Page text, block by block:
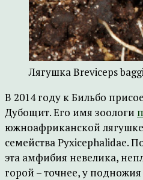
Лягушка Breviceps
В 2014 году к Бильбо
Дубощит. Его имя зоологи
южноафриканской лягушке
семейства Pyxicephalidae.
эта амфибия невелика,
горой – точнее, у